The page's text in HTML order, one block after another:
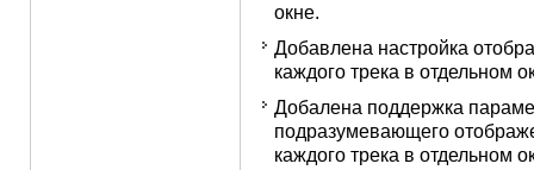
окне.
Добавлена настройка
каждого трека в отдельном
Добалена поддержка
подразумевающего
каждого трека в отдельном